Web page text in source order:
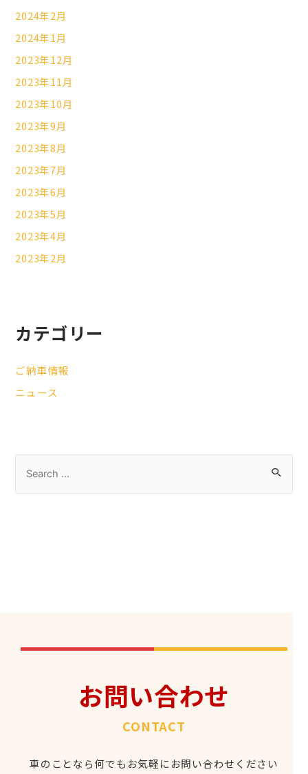
2024年2月
2024年1月
2023年12月
2023年11月
2023年10月
2023年9月
2023年8月
2023年7月
2023年6月
2023年5月
2023年4月
2023年2月
カテゴリー
ご納車情報
ニュース
お問い合わせ
CONTACT
車のことなら何でもお気軽にお問い合わせください